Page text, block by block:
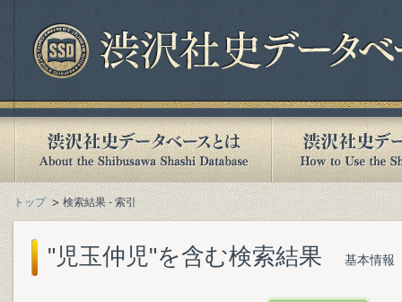
トップ 検索結果 - 索引
"児玉仲児"を含む検索結果 基本情報